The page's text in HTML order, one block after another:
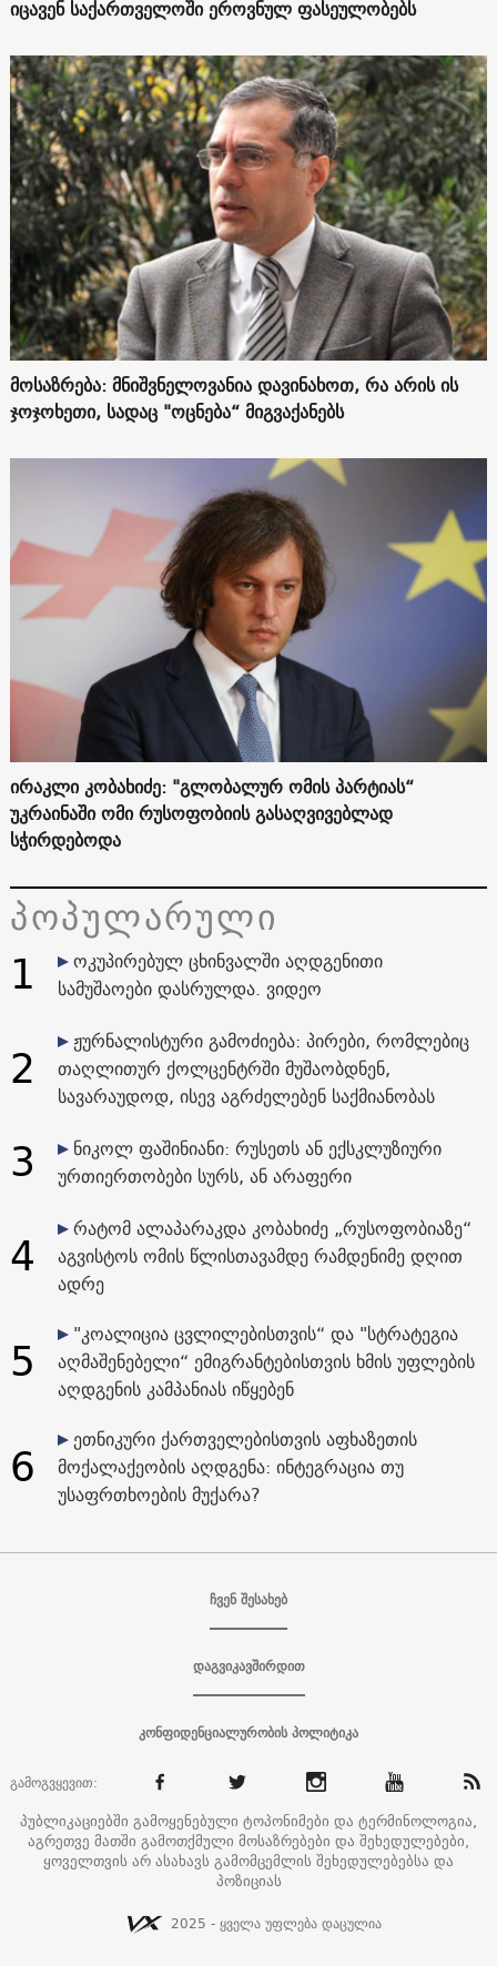
იცავენ საქართველოში ეროვნულ ფასეულობებს
მოსაზრება: მნიშვნელოვანია დავინახოთ, რა არის ის
ჯოჯოხეთი, სადაც "ოცნება“ მიგვაქანებს
ირაკლი კობახიძე: "გლობალურ ომის პარტიას“
უკრაინაში ომი რუსოფობიის გასაღვივებლად
სჭირდებოდა
პოპულარული
1
ოკუპირებულ ცხინვალში აღდგენითი
სამუშაოები დასრულდა. ვიდეო
2
ჟურნალისტური გამოძიება: პირები, რომლებიც
თაღლითურ ქოლცენტრში მუშაობდნენ,
სავარაუდოდ, ისევ აგრძელებენ საქმიანობას
3
ნიკოლ ფაშინიანი: რუსეთს ან ექსკლუზიური
ურთიერთობები სურს, ან არაფერი
4
რატომ ალაპარაკდა კობახიძე „რუსოფობიაზე“
აგვისტოს ომის წლისთავამდე რამდენიმე დღით
ადრე
5
"კოალიცია ცვლილებისთვის“ და "სტრატეგია
აღმაშენებელი“ ემიგრანტებისთვის ხმის უფლების
აღდგენის კამპანიას იწყებენ
6
ეთნიკური ქართველებისთვის აფხაზეთის
მოქალაქეობის აღდგენა: ინტეგრაცია თუ
უსაფრთხოების მუქარა?
ჩვენ შესახებ
დაგვიკავშირდით
კონფიდენციალურობის პოლიტიკა
გამოგვყევით:
პუბლიკაციებში გამოყენებული ტოპონიმები და ტერმინოლოგია,
აგრეთვე მათში გამოთქმული მოსაზრებები და შეხედულებები,
ყოველთვის არ ასახავს გამომცემლის შეხედულებებსა და
პოზიციას
2025 - ყველა უფლება დაცულია